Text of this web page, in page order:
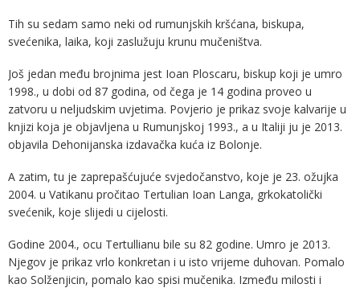
Tih su sedam samo neki od rumunjskih kršćana, biskupa,
svećenika, laika, koji zaslužuju krunu mučeništva.
Još jedan među brojnima jest Ioan Ploscaru, biskup koji je umro
1998., u dobi od 87 godina, od čega je 14 godina proveo u
zatvoru u neljudskim uvjetima. Povjerio je prikaz svoje kalvarije u
knjizi koja je objavljena u Rumunjskoj 1993., a u Italiji ju je 2013.
objavila Dehonijanska izdavačka kuća iz Bolonje.
A zatim, tu je zaprepašćujuće svjedočanstvo, koje je 23. ožujka
2004. u Vatikanu pročitao Tertulian Ioan Langa, grkokatolički
svećenik, koje slijedi u cijelosti.
Godine 2004., ocu Tertullianu bile su 82 godine. Umro je 2013.
Njegov je prikaz vrlo konkretan i u isto vrijeme duhovan. Pomalo
kao Solženjicin, pomalo kao spisi mučenika. Između milosti i